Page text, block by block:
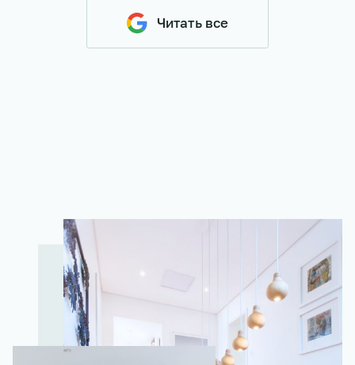
Читать все